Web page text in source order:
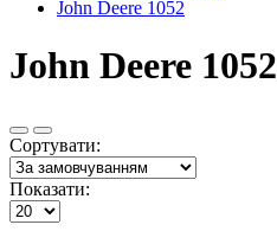
John Deere 1052
John Deere 1052
Сортувати:
Показати: